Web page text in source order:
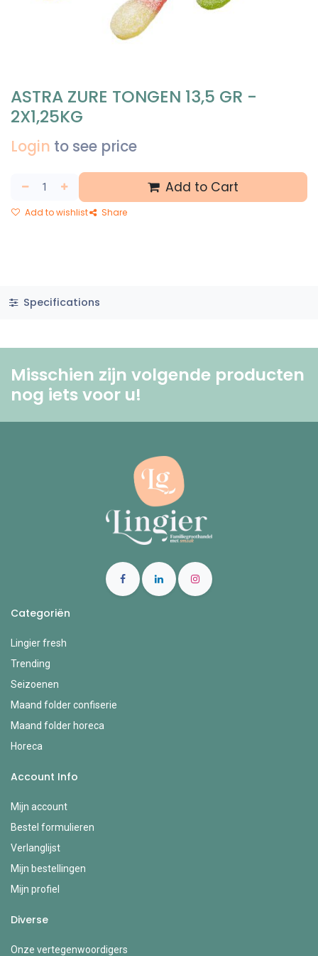
ASTRA ZURE TONGEN 13,5 GR -
2X1,25KG
Login to see price
Add to Cart
Add to wishlist Share
Specifications
Misschien zijn volgende producten
nog iets voor u! ​
Categoriën
Lingier fresh
Trending
Seizoenen
Maand folder confiserie
Maand folder horeca
Horeca
Account Info
Mijn account
Bestel formulieren
Verlanglijst
Mijn bestellingen
Mijn profiel
Diverse
Onze vertegenwoordigers